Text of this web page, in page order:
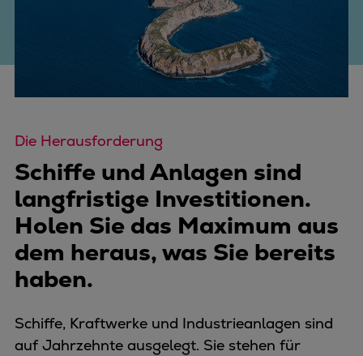
Die Herausforderung
Schiffe und Anlagen sind
langfristige Investitionen.
Holen Sie das Maximum aus
dem heraus, was Sie bereits
haben.
Schiffe, Kraftwerke und Industrieanlagen sind
auf Jahrzehnte ausgelegt. Sie stehen für